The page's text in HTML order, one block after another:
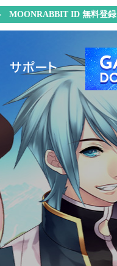
MOONRABBIT ID 無料登録
サポート